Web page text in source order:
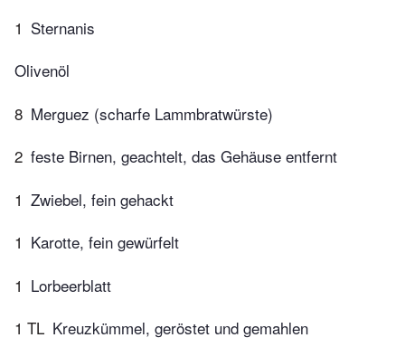
1 Sternanis
Olivenöl
8 Merguez (scharfe Lammbratwürste)
2 feste Birnen, geachtelt, das Gehäuse entfernt
1 Zwiebel, fein gehackt
1 Karotte, fein gewürfelt
1 Lorbeerblatt
1 TL Kreuzkümmel, geröstet und gemahlen